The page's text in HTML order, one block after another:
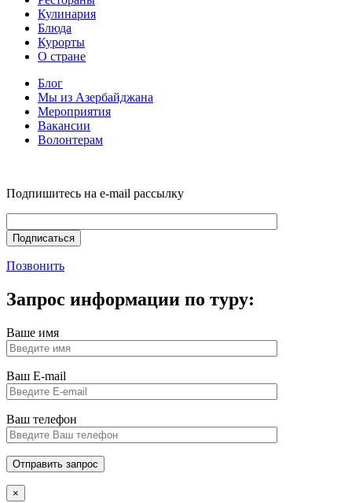
Кулинария
Блюда
Курорты
О стране
Блог
Мы из Азербайджана
Мероприятия
Вакансии
Волонтерам
Подпишитесь на e-mail рассылку
Позвонить
Запрос информации по туру:
Ваше имя
Ваш E-mail
Ваш телефон
×